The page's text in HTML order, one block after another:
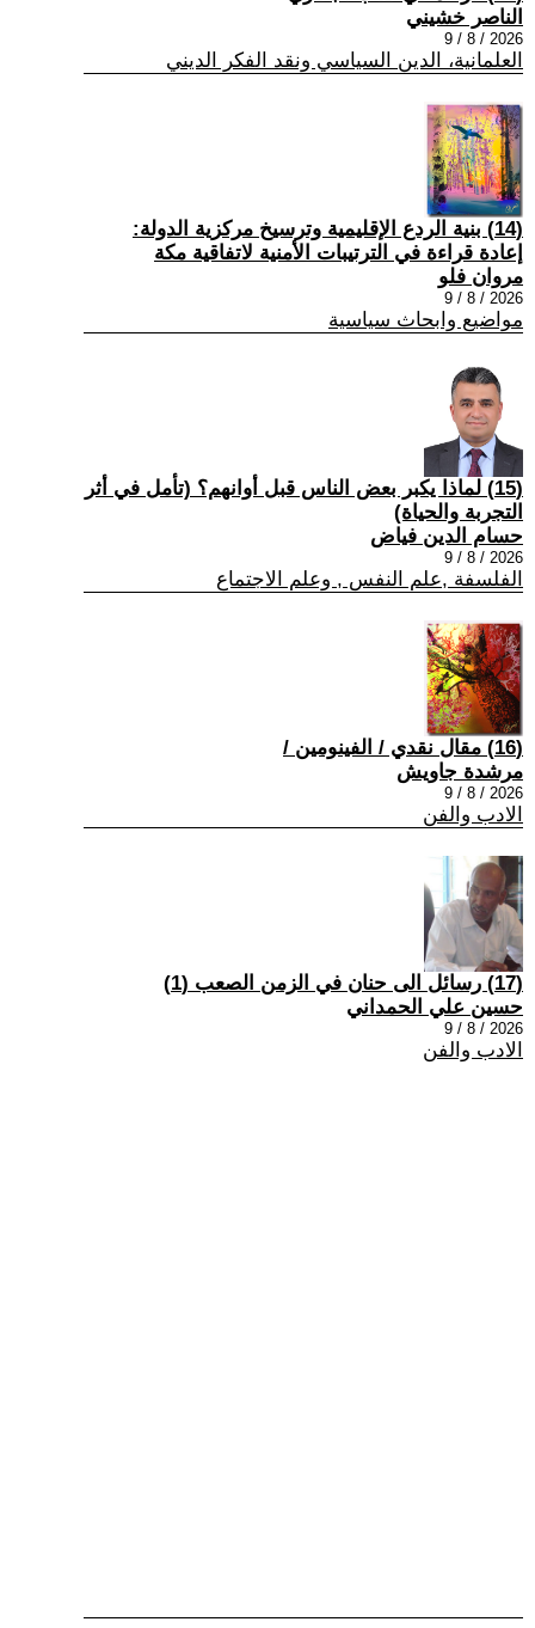
الناصر خشيني
2026 / 8 / 9
العلمانية، الدين السياسي ونقد الفكر الديني
(14) بنية الردع الإقليمية وترسيخ مركزية الدولة:
إعادة قراءة في الترتيبات الأمنية لاتفاقية مكة
مروان فلو
2026 / 8 / 9
مواضيع وابحاث سياسية
(15) لماذا يكبر بعض الناس قبل أوانهم؟ (تأمل في أثر
التجربة والحياة)
حسام الدين فياض
2026 / 8 / 9
الفلسفة ,علم النفس , وعلم الاجتماع
(16) مقال نقدي / الفينومين /
مرشدة جاويش
2026 / 8 / 9
الادب والفن
(17) رسائل الى حنان في الزمن الصعب (1)
حسين علي الحمداني
2026 / 8 / 9
الادب والفن